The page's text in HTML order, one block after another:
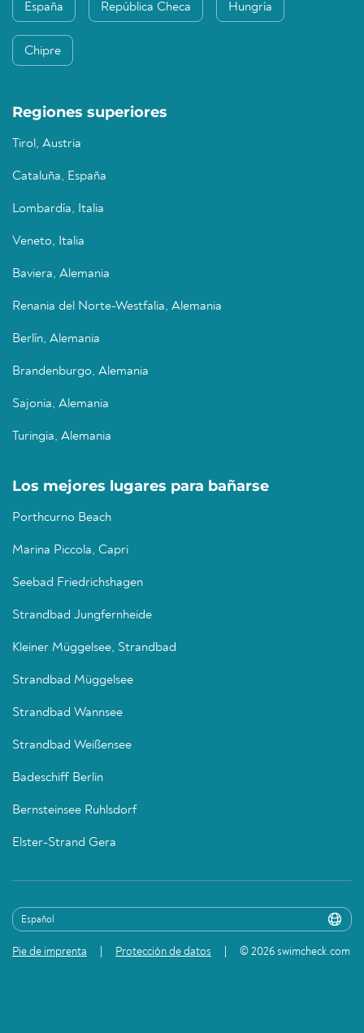
España República Checa Hungría
Chipre
Regiones superiores
Tirol, Austria
Cataluña, España
Lombardía, Italia
Veneto, Italia
Baviera, Alemania
Renania del Norte-Westfalia, Alemania
Berlín, Alemania
Brandenburgo, Alemania
Sajonia, Alemania
Turingia, Alemania
Los mejores lugares para bañarse
Porthcurno Beach
Marina Piccola, Capri
Seebad Friedrichshagen
Strandbad Jungfernheide
Kleiner Müggelsee, Strandbad
Strandbad Müggelsee
Strandbad Wannsee
Strandbad Weißensee
Badeschiff Berlin
Bernsteinsee Ruhlsdorf
Elster-Strand Gera
Pie de imprenta Protección de datos © 2026 swimcheck.com